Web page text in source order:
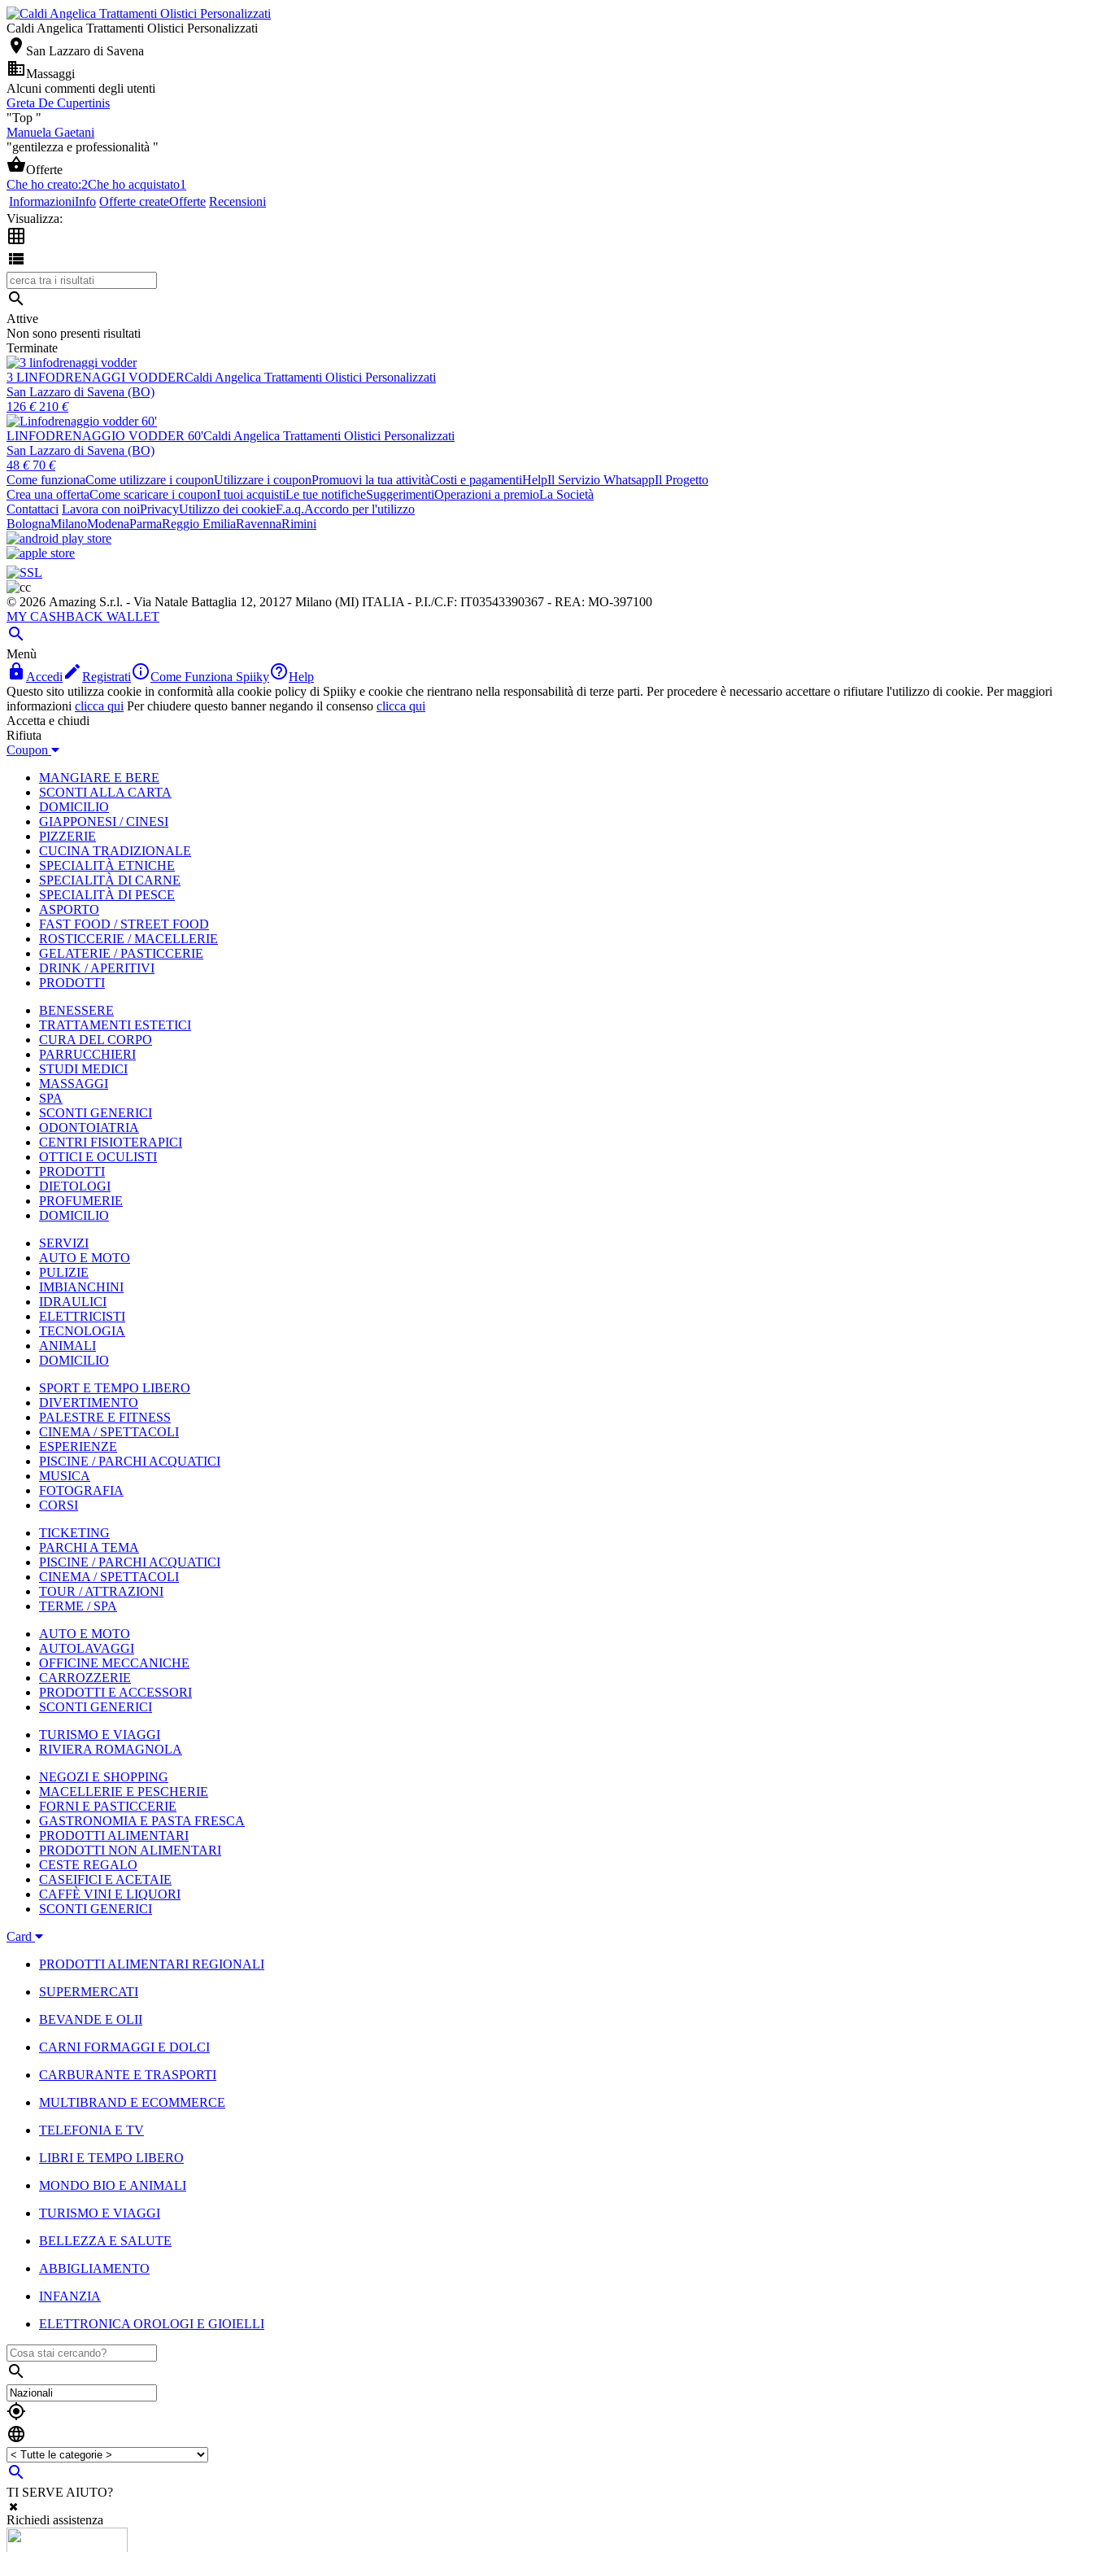
Caldi Angelica Trattamenti Olistici Personalizzati
 San Lazzaro di Savena
Massaggi
Alcuni commenti degli utenti
Greta De Cupertinis
"Top "
Manuela Gaetani
"gentilezza e professionalità "
Offerte
Che ho creato:2Che ho acquistato1
InformazioniInfo Offerte createOfferte Recensioni
Visualizza:



Attive
Non sono presenti risultati
Terminate
3 LINFODRENAGGI VODDERCaldi Angelica Trattamenti Olistici Personalizzati
San Lazzaro di Savena (BO)
126 € 210 €
LINFODRENAGGIO VODDER 60'Caldi Angelica Trattamenti Olistici Personalizzati
San Lazzaro di Savena (BO)
48 € 70 €
Come funzionaCome utilizzare i couponUtilizzare i couponPromuovi la tua attivitàCosti e pagamentiHelpIl Servizio WhatsappIl Progetto
Crea una offertaCome scaricare i couponI tuoi acquistiLe tue notificheSuggerimentiOperazioni a premioLa Società
Contattaci Lavora con noiPrivacyUtilizzo dei cookieF.a.q.Accordo per l'utilizzo
BolognaMilanoModenaParmaReggio EmiliaRavennaRimini
© 2026 Amazing S.r.l. - Via Natale Battaglia 12, 20127 Milano (MI) ITALIA - P.I./C.F: IT03543390367 - REA: MO-397100
MY CASHBACK WALLET

Menù
 Accedi RegistratiCome Funziona SpiikyHelp
Questo sito utilizza cookie in conformità alla cookie policy di Spiiky e cookie che rientrano nella responsabilità di terze parti. Per procedere è necessario accettare o rifiutare l'utilizzo di cookie. Per maggiori
informazioni clicca qui Per chiudere questo banner negando il consenso clicca qui
Accetta e chiudi
Rifiuta
Coupon
MANGIARE E BERE
SCONTI ALLA CARTA
DOMICILIO
GIAPPONESI / CINESI
PIZZERIE
CUCINA TRADIZIONALE
SPECIALITÀ ETNICHE
SPECIALITÀ DI CARNE
SPECIALITÀ DI PESCE
ASPORTO
FAST FOOD / STREET FOOD
ROSTICCERIE / MACELLERIE
GELATERIE / PASTICCERIE
DRINK / APERITIVI
PRODOTTI
BENESSERE
TRATTAMENTI ESTETICI
CURA DEL CORPO
PARRUCCHIERI
STUDI MEDICI
MASSAGGI
SPA
SCONTI GENERICI
ODONTOIATRIA
CENTRI FISIOTERAPICI
OTTICI E OCULISTI
PRODOTTI
DIETOLOGI
PROFUMERIE
DOMICILIO
SERVIZI
AUTO E MOTO
PULIZIE
IMBIANCHINI
IDRAULICI
ELETTRICISTI
TECNOLOGIA
ANIMALI
DOMICILIO
SPORT E TEMPO LIBERO
DIVERTIMENTO
PALESTRE E FITNESS
CINEMA / SPETTACOLI
ESPERIENZE
PISCINE / PARCHI ACQUATICI
MUSICA
FOTOGRAFIA
CORSI
TICKETING
PARCHI A TEMA
PISCINE / PARCHI ACQUATICI
CINEMA / SPETTACOLI
TOUR / ATTRAZIONI
TERME / SPA
AUTO E MOTO
AUTOLAVAGGI
OFFICINE MECCANICHE
CARROZZERIE
PRODOTTI E ACCESSORI
SCONTI GENERICI
TURISMO E VIAGGI
RIVIERA ROMAGNOLA
NEGOZI E SHOPPING
MACELLERIE E PESCHERIE
FORNI E PASTICCERIE
GASTRONOMIA E PASTA FRESCA
PRODOTTI ALIMENTARI
PRODOTTI NON ALIMENTARI
CESTE REGALO
CASEIFICI E ACETAIE
CAFFÈ VINI E LIQUORI
SCONTI GENERICI
Card
PRODOTTI ALIMENTARI REGIONALI
SUPERMERCATI
BEVANDE E OLII
CARNI FORMAGGI E DOLCI
CARBURANTE E TRASPORTI
MULTIBRAND E ECOMMERCE
TELEFONIA E TV
LIBRI E TEMPO LIBERO
MONDO BIO E ANIMALI
TURISMO E VIAGGI
BELLEZZA E SALUTE
ABBIGLIAMENTO
INFANZIA
ELETTRONICA OROLOGI E GIOIELLI




TI SERVE AIUTO?
Richiedi assistenza